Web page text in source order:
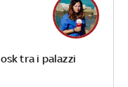
tra i palazzi